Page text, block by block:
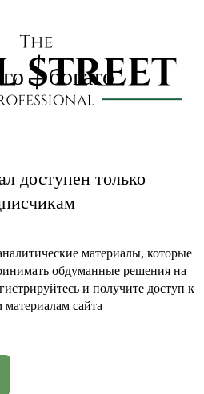
по МСФО за
– богато
доступен только
материалы, которые
обдуманные решения на
и получите доступ к
сайта